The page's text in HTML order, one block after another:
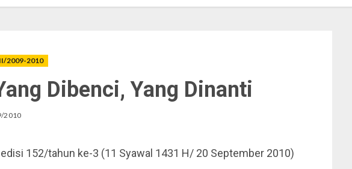
2009-2010
Dibenci, Yang Dinanti
2010
edisi 152/tahun ke-3 (11 Syawal 1431 H/ 20 September 2010)